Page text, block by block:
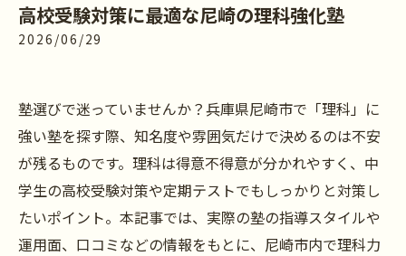
高校受験対策に最適な尼崎の理科強化塾
2026/06/29
塾選びで迷っていませんか？兵庫県尼崎市で「理科」に
強い塾を探す際、知名度や雰囲気だけで決めるのは不安
が残るものです。理科は得意不得意が分かれやすく、中
学生の高校受験対策や定期テストでもしっかりと対策し
たいポイント。本記事では、実際の塾の指導スタイルや
運用面、口コミなどの情報をもとに、尼崎市内で理科力